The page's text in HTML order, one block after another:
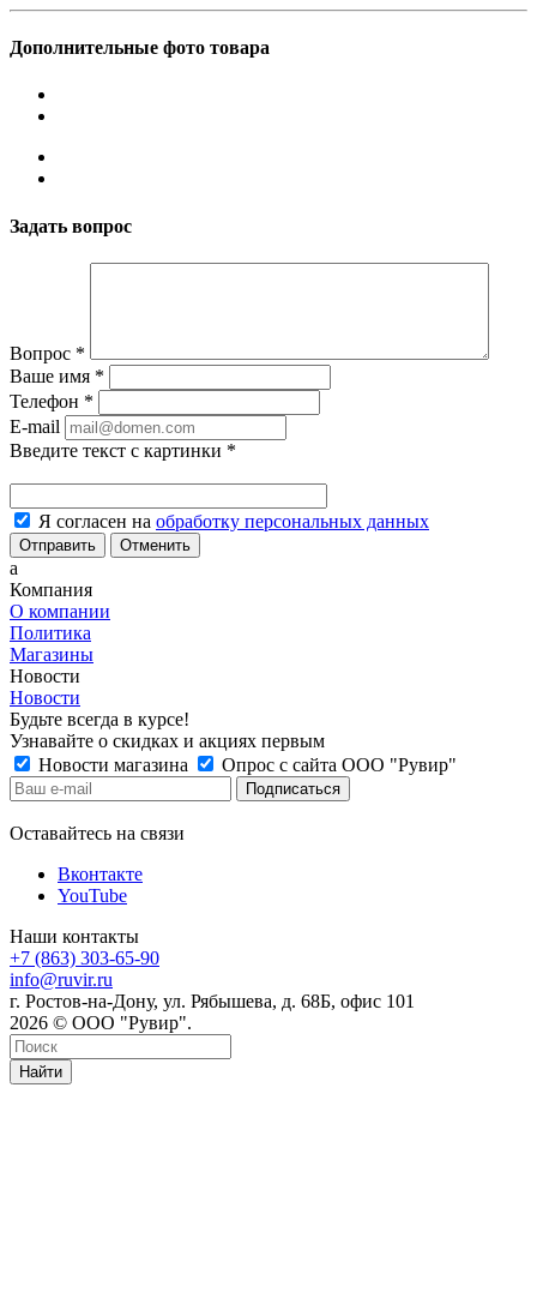
Дополнительные фото товара
Задать вопрос
Вопрос *
Ваше имя *
Телефон *
E-mail
Введите текст с картинки *
Я согласен на обработку персональных данных
Отменить
a
Компания
О компании
Политика
Магазины
Новости
Новости
Будьте всегда в курсе!
Узнавайте о скидках и акциях первым
Новости магазина
Опрос с сайта ООО "Рувир"
Оставайтесь на связи
Вконтакте
YouTube
Наши контакты
+7 (863) 303-65-90
info@ruvir.ru
г. Ростов-на-Дону, ул. Рябышева, д. 68Б, офис 101
2026 © ООО "Рувир".
Найти